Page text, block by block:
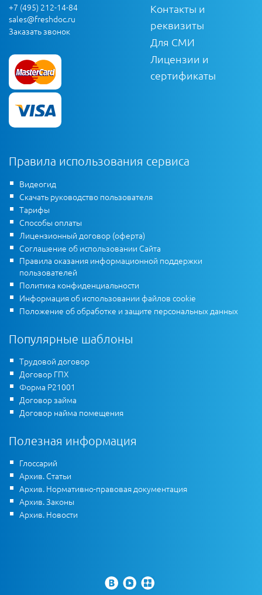
+7 (495) 212-14-84
sales@freshdoc.ru
Заказать звонок
Контакты и
реквизиты
Для СМИ
Лицензии и
сертификаты
Правила использования сервиса
Видеогид
Скачать руководство пользователя
Тарифы
Способы оплаты
Лицензионный договор (оферта)
Соглашение об использовании Сайта
Правила оказания информационной поддержки
пользователей
Политика конфиденциальности
Информация об использовании файлов cookie
Положение об обработке и защите персональных данных
Популярные шаблоны
Трудовой договор
Договор ГПХ
Форма Р21001
Договор займа
Договор найма помещения
Полезная информация
Глоссарий
Архив. Статьи
Архив. Нормативно-правовая документация
Архив. Законы
Архив. Новости